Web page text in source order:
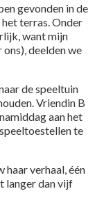
gevonden in de
terras. Onder
want mijn
deelden we
de speeltuin
Vriendin B
aan het
te
haar verhaal, één
langer dan vijf